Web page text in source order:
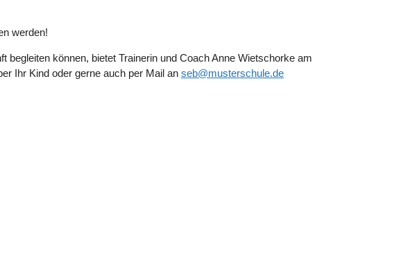
werden!
können, bietet Trainerin und Coach Anne Wietschorke am
Ihr Kind oder gerne auch per Mail an seb@musterschule.de